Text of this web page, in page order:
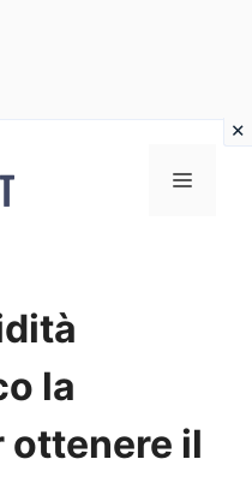
Menu
la
ottenere il